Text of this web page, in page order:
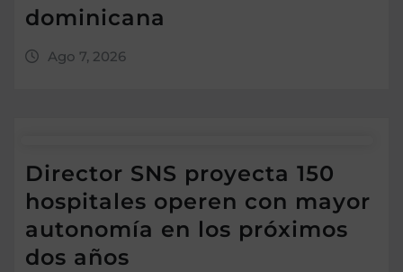
dominicana
Ago 7, 2026
Director SNS proyecta 150
hospitales operen con mayor
autonomía en los próximos
dos años